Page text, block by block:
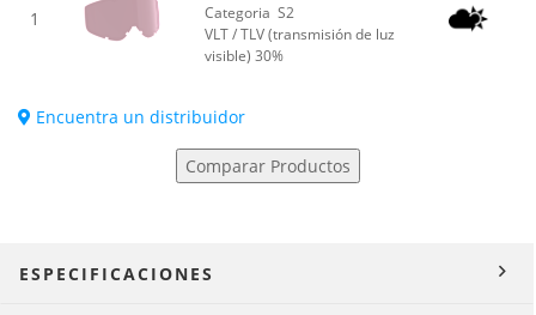
1
Categoria S2
VLT / TLV (transmisión de luz
visible) 30%
Encuentra un distribuidor
Comparar Productos
ESPECIFICACIONES